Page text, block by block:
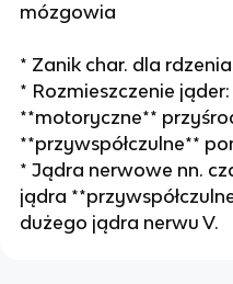
mózgowia
* Zanik char. dla
* Rozmieszczenie
**motoryczne**
**przywspółczulne**
* Jądra nerwowe nn.
jądra
dużego jądra nerwu V.